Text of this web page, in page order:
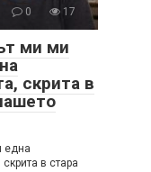
0 17
ми ми
скрита в
една
в стара